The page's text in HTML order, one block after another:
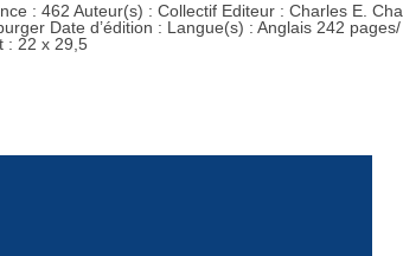
: 462 Auteur(s) : Collectif Editeur : Charles E.
Date d’édition : Langue(s) : Anglais 242
: 22 x 29,5